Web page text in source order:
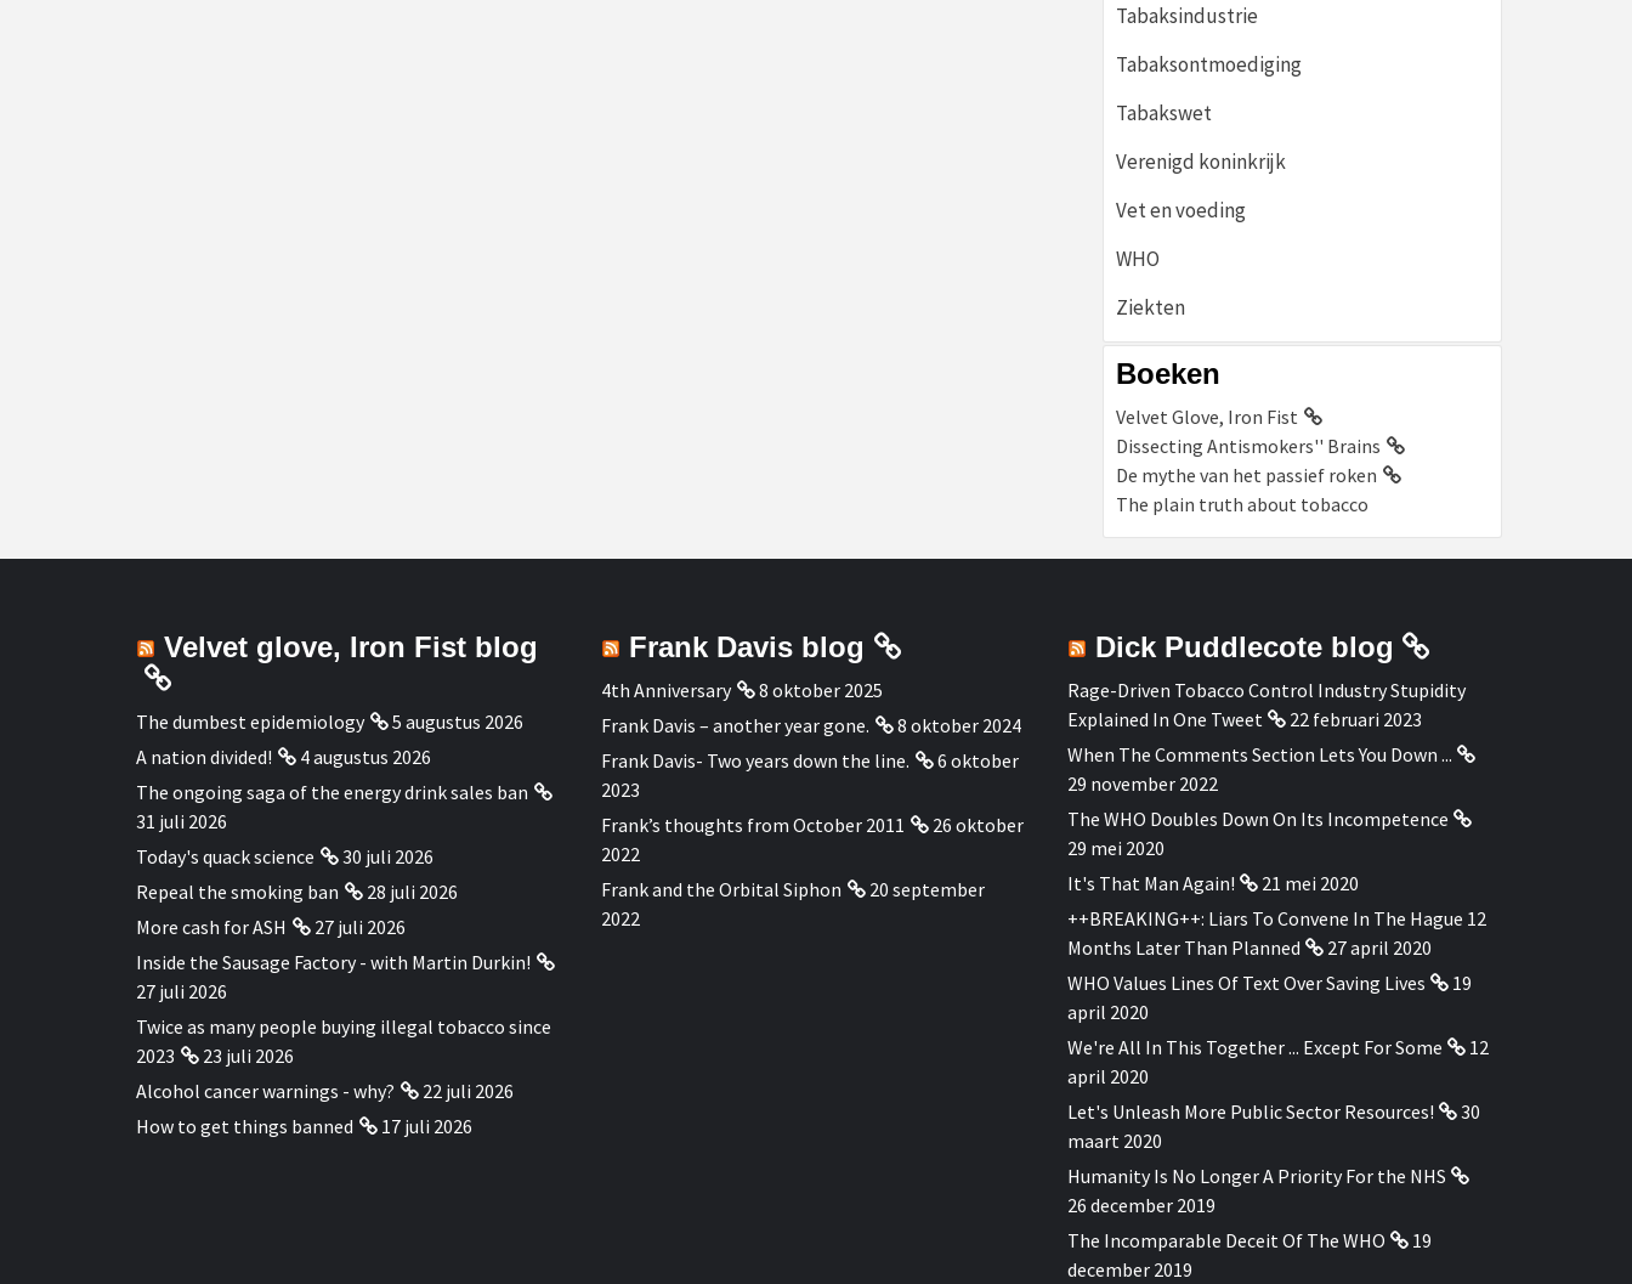
Tabaksindustrie
Tabaksontmoediging
Tabakswet
Verenigd koninkrijk
Vet en voeding
WHO
Ziekten
Boeken
Velvet Glove, Iron Fist
Dissecting Antismokers'' Brains
De mythe van het passief roken
The plain truth about tobacco
Velvet glove, Iron Fist blog
The dumbest epidemiology
5 augustus 2026
A nation divided!
4 augustus 2026
The ongoing saga of the energy drink sales ban
31 juli 2026
Today's quack science
30 juli 2026
Repeal the smoking ban
28 juli 2026
More cash for ASH
27 juli 2026
Inside the Sausage Factory - with Martin Durkin!
27 juli 2026
Twice as many people buying illegal tobacco since
2023
23 juli 2026
Alcohol cancer warnings - why?
22 juli 2026
How to get things banned
17 juli 2026
Frank Davis blog
4th Anniversary
8 oktober 2025
Frank Davis – another year gone.
8 oktober 2024
Frank Davis- Two years down the line.
6 oktober
2023
Frank’s thoughts from October 2011
26 oktober
2022
Frank and the Orbital Siphon
20 september
2022
Dick Puddlecote blog
Rage-Driven Tobacco Control Industry Stupidity
Explained In One Tweet
22 februari 2023
When The Comments Section Lets You Down ...
29 november 2022
The WHO Doubles Down On Its Incompetence
29 mei 2020
It's That Man Again!
21 mei 2020
++BREAKING++: Liars To Convene In The Hague 12
Months Later Than Planned
27 april 2020
WHO Values Lines Of Text Over Saving Lives
19
april 2020
We're All In This Together ... Except For Some
12
april 2020
Let's Unleash More Public Sector Resources!
30
maart 2020
Humanity Is No Longer A Priority For the NHS
26 december 2019
The Incomparable Deceit Of The WHO
19
december 2019